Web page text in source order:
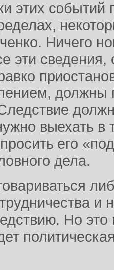
этих
Ничего
эти сведения,
должны
выехать в
его
дела.
и
Но